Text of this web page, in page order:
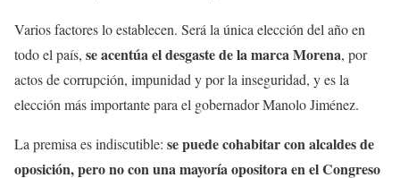
Varios factores lo establecen. Será la única elección del año en
todo el país, se acentúa el desgaste de la marca Morena, por
actos de corrupción, impunidad y por la inseguridad, y es la
elección más importante para el gobernador Manolo Jiménez.
La premisa es indiscutible: se puede cohabitar con alcaldes de
oposición, pero no con una mayoría opositora en el Congreso